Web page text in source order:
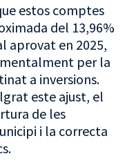
estos comptes
del 13,96%
aprovat en 2025,
per la
a inversions.
este ajust, el
de les
i la correcta